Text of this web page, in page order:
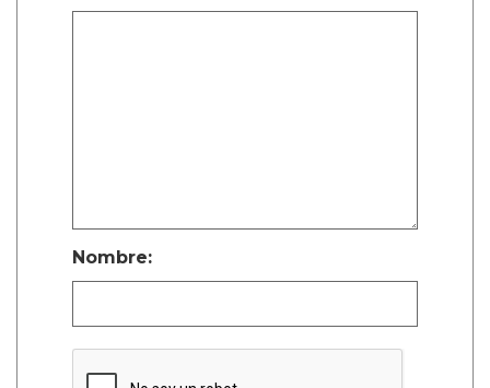
Nombre: